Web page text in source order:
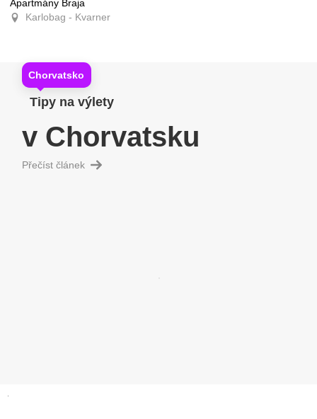
Apartmány Braja
Karlobag - Kvarner
Chorvatsko
Tipy na výlety
v Chorvatsku
Přečíst článek